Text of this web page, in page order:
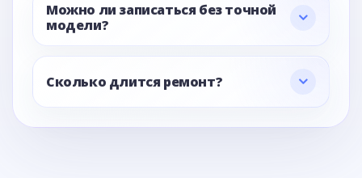
Можно ли записаться без точной
модели?
Сколько длится ремонт?